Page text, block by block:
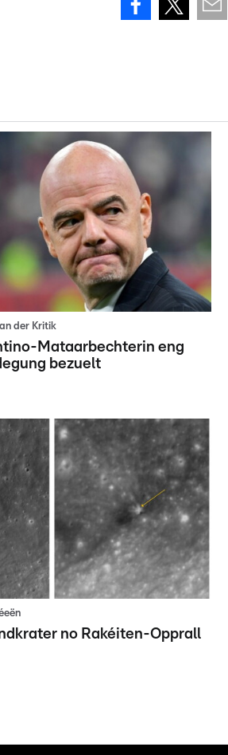
der Kritik
Mataarbechterin eng
bezuelt
no Rakéiten-Opprall